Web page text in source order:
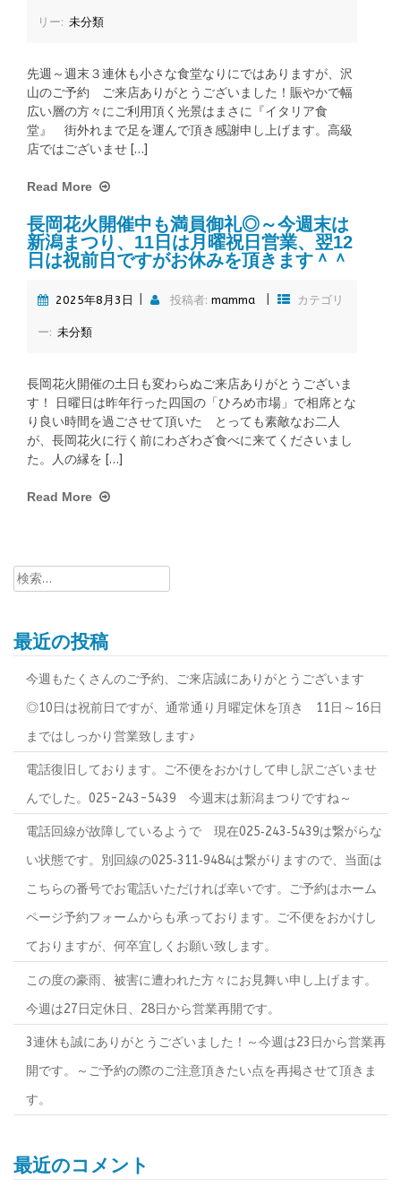
リー: 未分類
先週～週末３連休も小さな食堂なりにではありますが、沢
山のご予約 ご来店ありがとうございました！賑やかで幅
広い層の方々にご利用頂く光景はまさに『イタリア食
堂』 街外れまで足を運んで頂き感謝申し上げます。高級
店ではございませ […]
Read More
長岡花火開催中も満員御礼◎～今週末は
新潟まつり、11日は月曜祝日営業、翌12
日は祝前日ですがお休みを頂きます＾＾
2025年8月3日 投稿者: mamma カテゴリ
ー: 未分類
長岡花火開催の土日も変わらぬご来店ありがとうございま
す！ 日曜日は昨年行った四国の「ひろめ市場」で相席とな
り良い時間を過ごさせて頂いた とっても素敵なお二人
が、長岡花火に行く前にわざわざ食べに来てくださいまし
た。人の縁を […]
Read More
検
索:
最近の投稿
今週もたくさんのご予約、ご来店誠にありがとうございます
◎10日は祝前日ですが、通常通り月曜定休を頂き 11日～16日
まではしっかり営業致します♪
電話復旧しております。ご不便をおかけして申し訳ございませ
んでした。025-243-5439 今週末は新潟まつりですね～
電話回線が故障しているようで 現在025‐243‐5439は繋がらな
い状態です。別回線の025‐311‐9484は繋がりますので、当面は
こちらの番号でお電話いただければ幸いです。ご予約はホーム
ページ予約フォームからも承っております。ご不便をおかけし
ておりますが、何卒宜しくお願い致します。
この度の豪雨、被害に遭われた方々にお見舞い申し上げます。
今週は27日定休日、28日から営業再開です。
3連休も誠にありがとうございました！～今週は23日から営業再
開です。～ご予約の際のご注意頂きたい点を再掲させて頂きま
す。
最近のコメント